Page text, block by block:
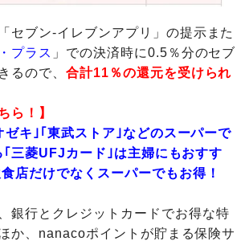
セブン-イレブンアプリ」の提示また
プラス 」での決済時に0.5％分のセブ
るので、 合計11％の還元を受けられ
ら！】
ゼキ｣｢東武ストア｣などのスーパーで
｢三菱UFJカード｣は主婦にもおすす
店だけでなくスーパーでもお得！
銀行とクレジットカードでお得な特
か、nanacoポイントが貯まる保険サ